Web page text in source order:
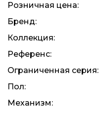
Розничная цена:
Бренд:
Коллекция:
Референс:
Ограниченная серия:
Пол:
Механизм: